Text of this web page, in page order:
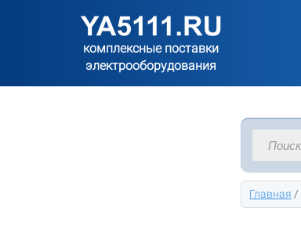
комплексные поставки
электрооборудования
Главная /